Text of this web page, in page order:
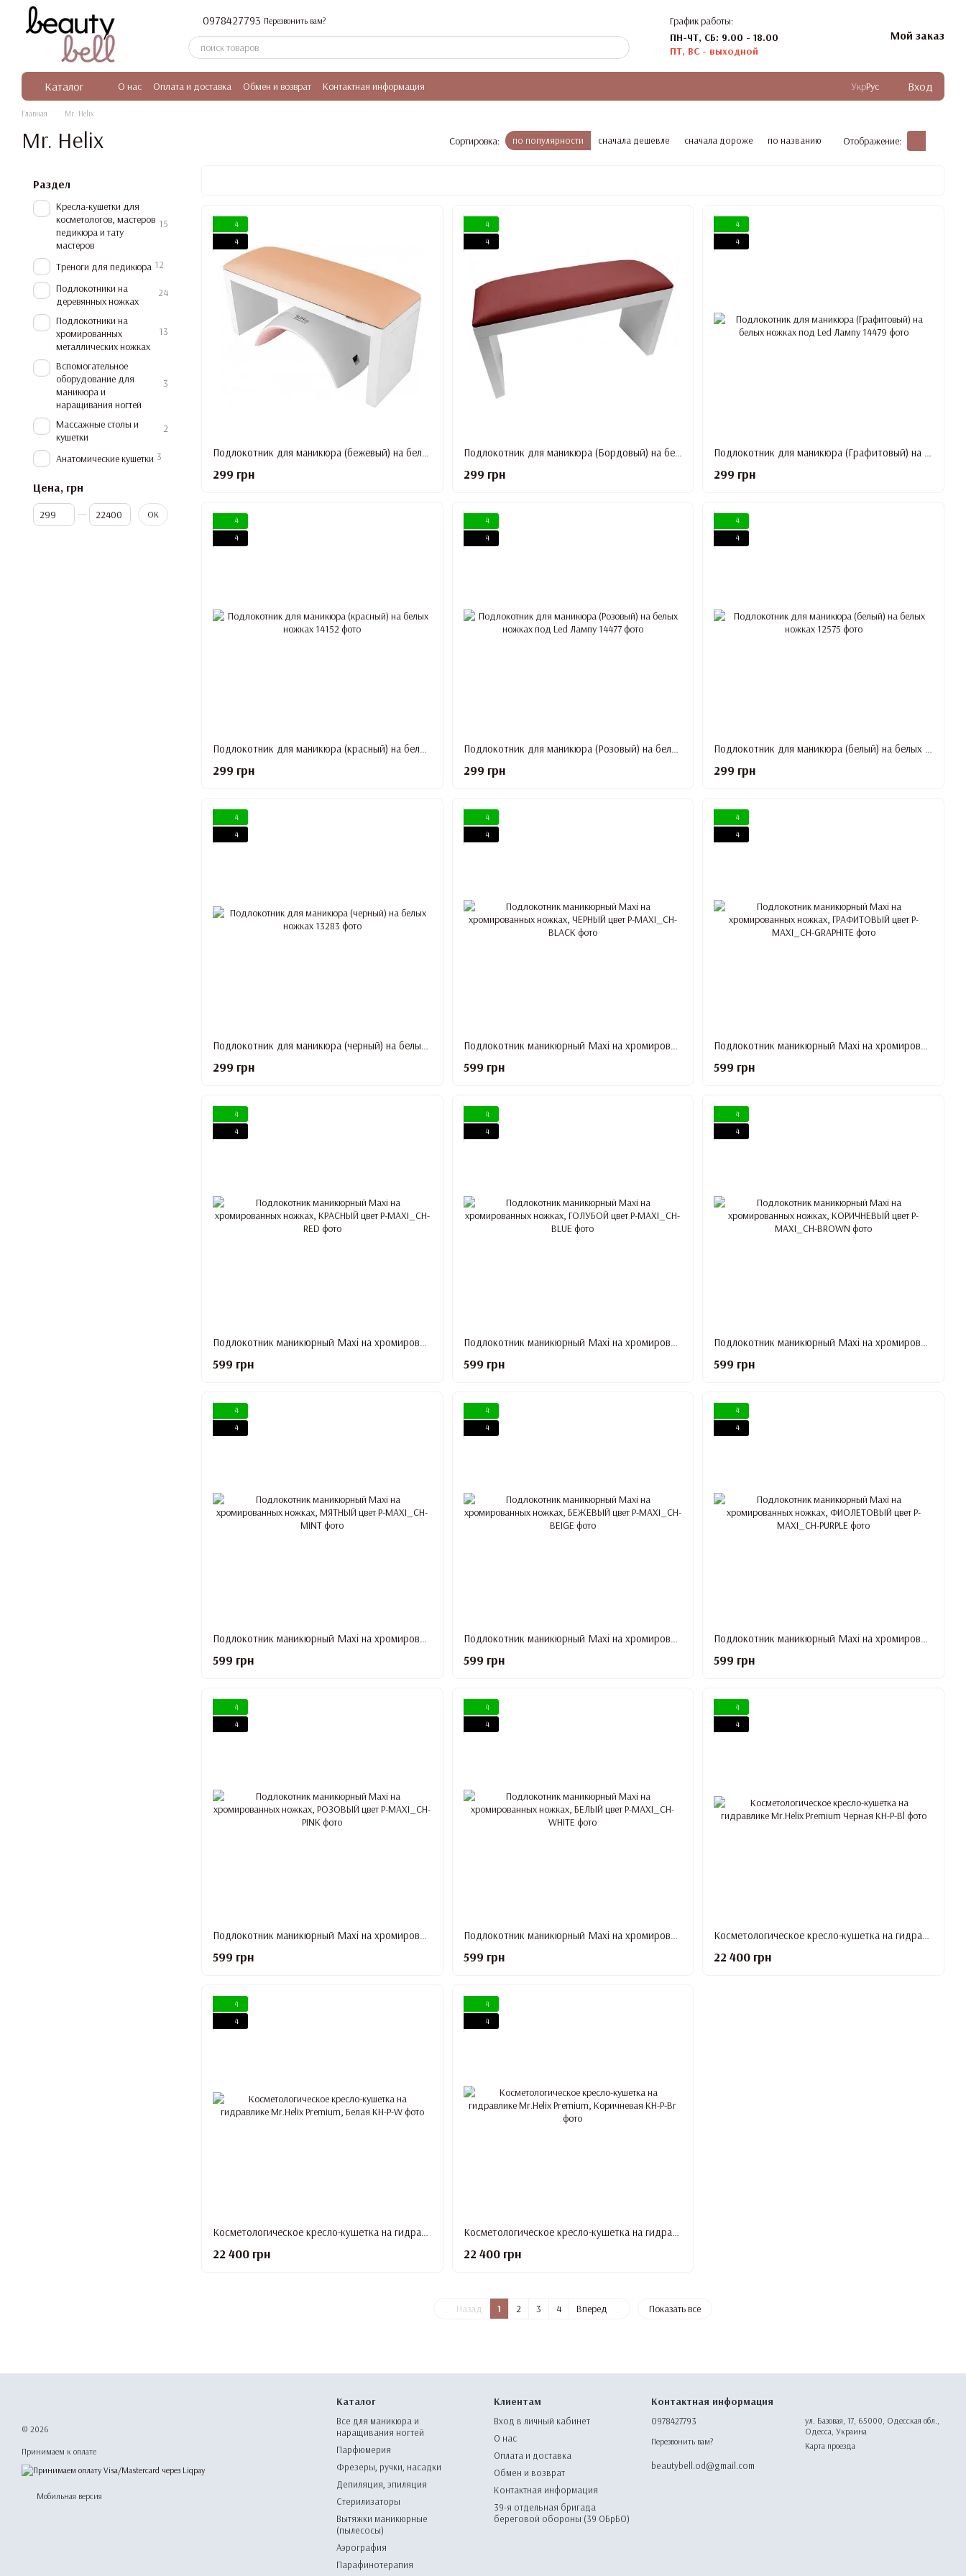
Перейти к основному контенту
0978427793 Перезвонить вам?
График работы:
ПН-ЧТ, СБ: 9.00 - 18.00
ПТ, ВС - выходной
Мой заказ
Каталог О нас Оплата и доставка Обмен и возврат Контактная информация УкрРус Вход
Главная Mr. Helix
Mr. Helix Сортировка: по популярности сначала дешевле сначала дороже по названию Отображение:
4
4
299 грн
4
4
Подлокотник для маникюра (Бордовый) на белых ножках под Led Лампу
299 грн
4
4
299 грн
4
4
Подлокотник для маникюра (красный) на белых ножках
299 грн
4
4
Подлокотник для маникюра (Розовый) на белых ножках под Led Лампу
299 грн
4
4
Подлокотник для маникюра (белый) на белых ножках
299 грн
4
4
Подлокотник для маникюра (черный) на белых ножках
299 грн
4
4
Подлокотник маникюрный Maxi на хромированных ножках, ЧЕРНЫЙ цвет
599 грн
4
4
Подлокотник маникюрный Maxi на хромированных ножках, ГРАФИТОВЫЙ цвет
599 грн
4
4
599 грн
4
4
599 грн
4
4
599 грн
4
4
Подлокотник маникюрный Maxi на хромированных ножках, МЯТНЫЙ цвет
599 грн
4
4
Подлокотник маникюрный Maxi на хромированных ножках, БЕЖЕВЫЙ цвет
599 грн
4
4
Подлокотник маникюрный Maxi на хромированных ножках, ФИОЛЕТОВЫЙ цвет
599 грн
4
4
Подлокотник маникюрный Maxi на хромированных ножках, РОЗОВЫЙ цвет
599 грн
4
4
Подлокотник маникюрный Maxi на хромированных ножках, БЕЛЫЙ цвет
599 грн
4
4
Косметологическое кресло-кушетка на гидравлике Mr.Helix Premium Черная
22 400 грн
4
4
22 400 грн
4
4
22 400 грн
Назад 1 2 3 4 Вперед Показать все
Раздел
Кресла-кушетки для
косметологов, мастеров
педикюра и тату
мастеров
15
Треноги для педикюра 12
Подлокотники на
деревянных ножках
24
Подлокотники на
хромированных
металлических ножках
13
Вспомогательное
оборудование для
маникюра и
наращивания ногтей
3
Массажные столы и
кушетки
2
Анатомические кушетки 3
Цена, грн
От Цена, грн
До Цена, грн OK
© 2026
Принимаем к оплате
Мобильная версия
Каталог
Все для маникюра и
наращивания ногтей
Парфюмерия
Фрезеры, ручки, насадки
Депиляция, эпиляция
Стерилизаторы
Вытяжки маникюрные
(пылесосы)
Аэрография
Парафинотерапия
Клиентам
Вход в личный кабинет
О нас
Оплата и доставка
Обмен и возврат
Контактная информация
39-я отдельная бригада
береговой обороны (39 ОБрБО)
Контактная информация
0978427793
Перезвонить вам?
beautybell.od@gmail.com
ул. Базовая, 17, 65000, Одесская обл.,
Одесса, Украина
Карта проезда